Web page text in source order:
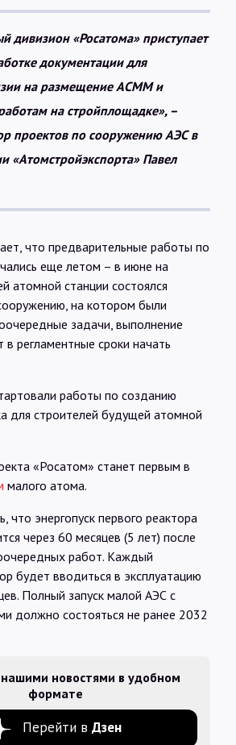
дивизион «Росатома» приступает
документации для
на размещение АСММ и
на стройплощадке», –
проектов по сооружению АЭС в
«Атомстройэкспорта» Павел
что предварительные работы по
еще летом – в июне на
атомной станции состоялся
на котором были
задачи, выполнение
регламентные сроки начать
работы по созданию
для строителей будущей атомной
«Росатом» станет первым в
малого атома.
что энергопуск первого реактора
через 60 месяцев (5 лет) после
работ. Каждый
будет вводиться в эксплуатацию
Полный запуск малой АЭС с
должно состояться не ранее 2032
новостями в удобном
формате
Перейти в Дзен